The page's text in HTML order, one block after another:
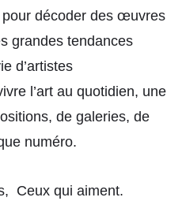
décoder des œuvres
grandes tendances
d’artistes
l’art au quotidien, une
de galeries, de
numéro.
Ceux qui aiment.